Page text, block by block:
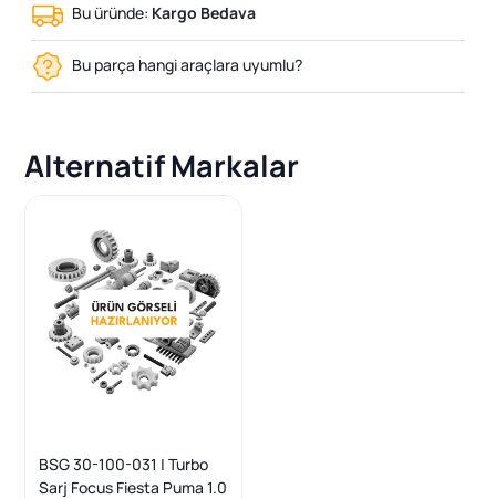
Bu üründe: Kargo Bedava
Bu parça hangi araçlara uyumlu?
Alternatif Markalar
BSG 30-100-031 | Turbo
Sarj Focus Fiesta Puma 1.0